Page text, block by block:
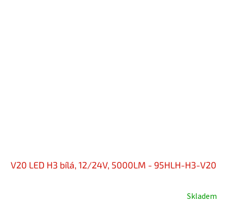
V20 LED H3 bílá, 12/24V, 5000LM - 95HLH-H3-V20
Skladem